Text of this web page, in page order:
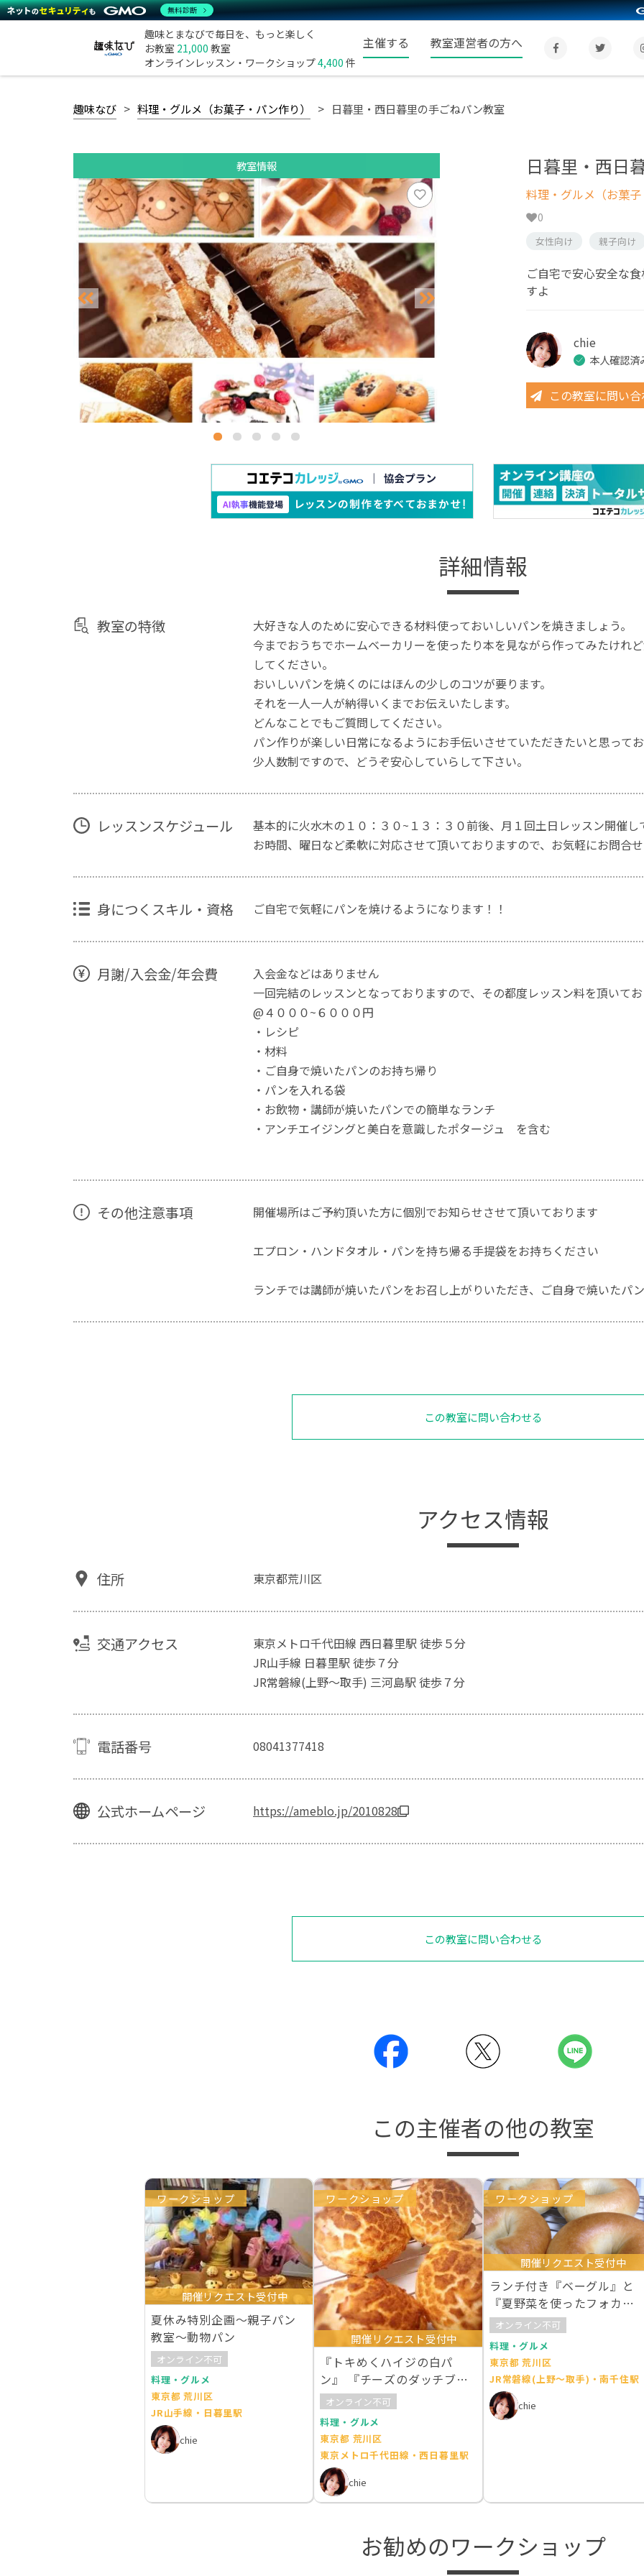
趣味とまなびで毎日を、もっと楽しく
お教室 21,000 教室
オンラインレッスン・ワークショップ4,400 件
主催する 教室運営者の方へ
趣味なび 料理・グルメ（お菓子・パン作り） 日暮里・西日暮里の手ごねパン教室
教室情報 日暮里・西日
料理・グルメ（お菓
0
女性向け 親子向け
ご自宅で安心安全な
すよ
chie
本人確認済
この教室に問い
詳細情報
教室の特徴
大好きな人のために安心できる材料使っておいしいパンを焼きましょう。
今までおうちでホームベーカリーを使ったり本を見ながら作ってみたけれ
してください。
おいしいパンを焼くのにはほんの少しのコツが要ります。
それを一人一人が納得いくまでお伝えいたします。
どんなことでもご質問してください。
パン作りが楽しい日常になるようにお手伝いさせていただきたいと思って
少人数制ですので、どうぞ安心していらして下さい。
レッスンスケジュール
基本的に火水木の１０：３０~１３：３０前後、月１回土日レッスン開催し
お時間、曜日など柔軟に対応させて頂いておりますので、お気軽にお問合
身につくスキル・資格 ご自宅で気軽にパンを焼けるようになります！！
月謝/入会金/年会費
入会金などはありません
一回完結のレッスンとなっておりますので、その都度レッスン料を頂いて
@４０００~６０００円
・レシピ
・材料
・ご自身で焼いたパンのお持ち帰り
・パンを入れる袋
・お飲物・講師が焼いたパンでの簡単なランチ
・アンチエイジングと美白を意識したポタージュ を含む
その他注意事項 開催場所はご予約頂いた方に個別でお知らせさせて頂いております
エプロン・ハンドタオル・パンを持ち帰る手提袋をお持ちください
ランチでは講師が焼いたパンをお召し上がりいただき、ご自身で焼いたパ
この教室に問い合わせる
アクセス情報
住所 東京都荒川区
交通アクセス
東京メトロ千代田線 西日暮里駅 徒歩５分
JR山手線 日暮里駅 徒歩７分
JR常磐線(上野～取手) 三河島駅 徒歩７分
電話番号 08041377418
公式ホームページ https://ameblo.jp/2010828
この教室に問い合わせる
この主催者の他の教室
ワークショップ
開催リクエスト受付中
夏休み特別企画～親子パン
教室～動物パン
オンライン不可
料理・グルメ
東京都 荒川区
JR山手線・日暮里駅
chie
ワークショップ
開催リクエスト受付中
『トキめくハイジの白パ
ン』 『チーズのダッチブレ
ッド』復習用生地つき
オンライン不可
料理・グルメ
東京都 荒川区
東京メトロ千代田線・西日暮里駅
chie
ワークショップ
開催リクエスト受付中
ランチ付き『ベーグル』と
『夏野菜を使ったフォカッ
チャ』を作ろう
オンライン不可
料理・グルメ
東京都 荒川区
JR常磐線(上野～取手)・南千住駅
chie
お勧めのワークショップ
無料診断